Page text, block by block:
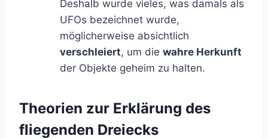
Deshalb wurde vieles, was damals als
UFOs bezeichnet wurde,
möglicherweise absichtlich
verschleiert, um die wahre Herkunft
der Objekte geheim zu halten.
Theorien zur Erklärung des
fliegenden Dreiecks